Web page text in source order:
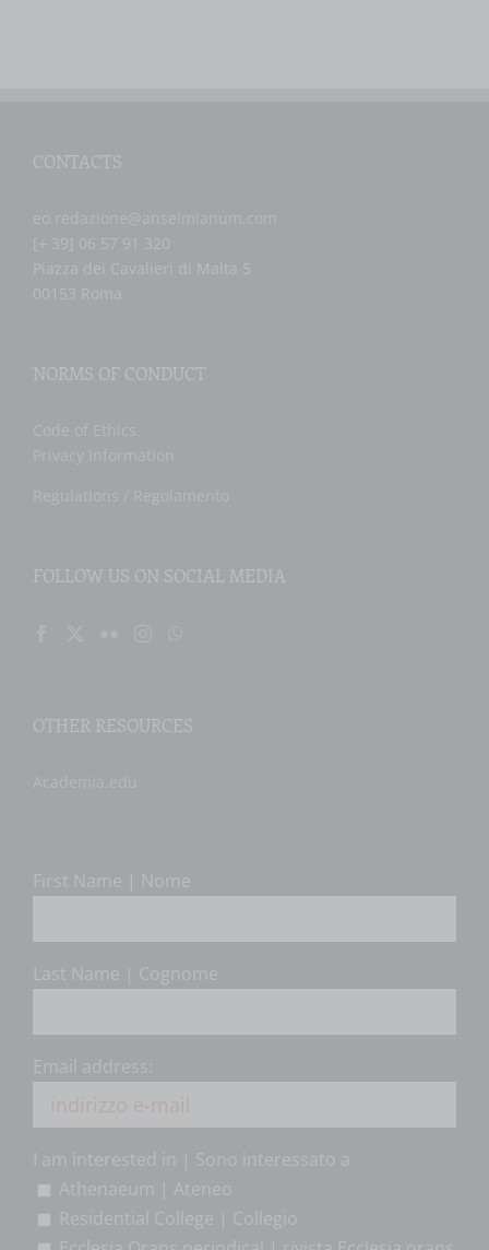
CONTACTS
[+ 39] 06 57 91 320
Piazza dei Cavalieri di Malta 5
00153 Roma
NORMS OF CONDUCT
FOLLOW US ON SOCIAL MEDIA
OTHER RESOURCES
First Name | Nome
Last Name | Cognome
Email address:
I am interested in | Sono interessato a
Athenaeum | Ateneo
Residential College | Collegio